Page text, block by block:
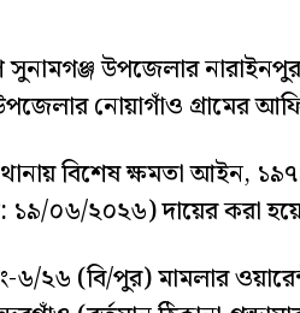
উপজেলার নারাইনপুর
নোয়াগাঁও গ্রামের
বিশেষ ক্ষমতা আইন,
০৬/২০২৬) দায়ের করা
২৬ (বি/পুর) মামলার